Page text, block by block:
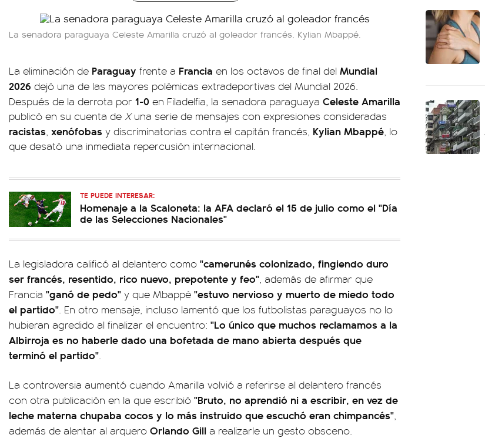
La senadora paraguaya Celeste Amarilla cruzó al goleador francés, Kylian Mbappé.
La eliminación de Paraguay frente a Francia en los octavos de final del Mundial
2026 dejó una de las mayores polémicas extradeportivas del Mundial 2026.
Después de la derrota por 1-0 en Filadelfia, la senadora paraguaya Celeste Amarilla
publicó en su cuenta de Xuna serie de mensajes con expresiones consideradas
racistas, xenófobas y discriminatorias contra el capitán francés, Kylian Mbappé, lo
que desató una inmediata repercusión internacional.
TE PUEDE INTERESAR:
Homenaje a la Scaloneta: la AFA declaró el 15 de julio como el "Día
de las Selecciones Nacionales"
La legisladora calificó al delantero como "camerunés colonizado, fingiendo duro
ser francés, resentido, rico nuevo, prepotente y feo", además de afirmar que
Francia "ganó de pedo" y que Mbappé "estuvo nervioso y muerto de miedo todo
el partido". En otro mensaje, incluso lamentó que los futbolistas paraguayos no lo
hubieran agredido al finalizar el encuentro: "Lo único que muchos reclamamos a la
Albirroja es no haberle dado una bofetada de mano abierta después que
terminó el partido".
La controversia aumentó cuando Amarilla volvió a referirse al delantero francés
con otra publicación en la que escribió "Bruto, no aprendió ni a escribir, en vez de
leche materna chupaba cocos y lo más instruido que escuchó eran chimpancés",
además de alentar al arquero Orlando Gill a realizarle un gesto obsceno.